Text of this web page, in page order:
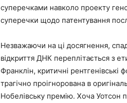
суперечками навколо проекту
суперечки щодо патентування
Незважаючи на ці досягнення,
відкриття ДНК переплітається з
Франклін, критичні рентгенівські
трагічно проігнорована в
Нобелівську премію. Хоча Уотсон